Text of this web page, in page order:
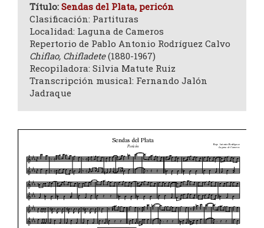
Título: Sendas del Plata, pericón
Clasificación: Partituras
Localidad: Laguna de Cameros
Repertorio de Pablo Antonio Rodríguez Calvo
Chiflao, Chifladete(1880-1967)
Recopiladora: Silvia Matute Ruiz
Transcripción musical: Fernando Jalón
Jadraque